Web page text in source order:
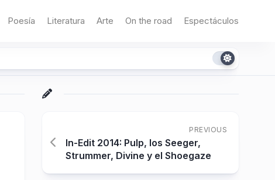
Poesía Literatura Arte On the road Espectáculos
PREVIOUS
In-Edit 2014: Pulp, los Seeger,
Strummer, Divine y el Shoegaze